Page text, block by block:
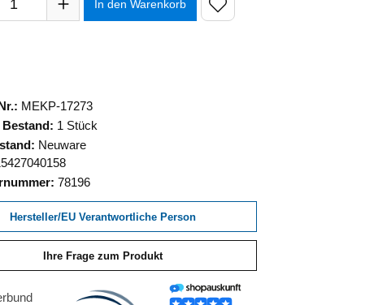
In den Warenkorb
MEKP-17273
1 Stück
Neuware
78196
Hersteller/EU Verantwortliche Person
Ihre Frage zum Produkt